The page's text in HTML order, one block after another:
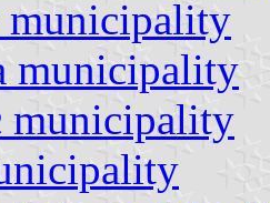
municipality
municipality